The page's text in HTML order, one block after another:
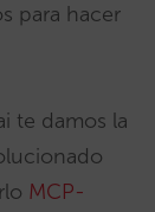
para hacer
te damos la
MCP-